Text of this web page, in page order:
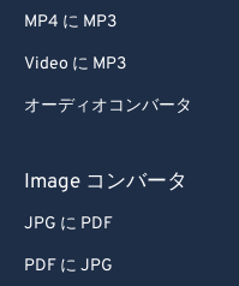
MP4 に MP3
Video に MP3
オーディオコンバータ
Image コンバータ
JPG に PDF
PDF に JPG